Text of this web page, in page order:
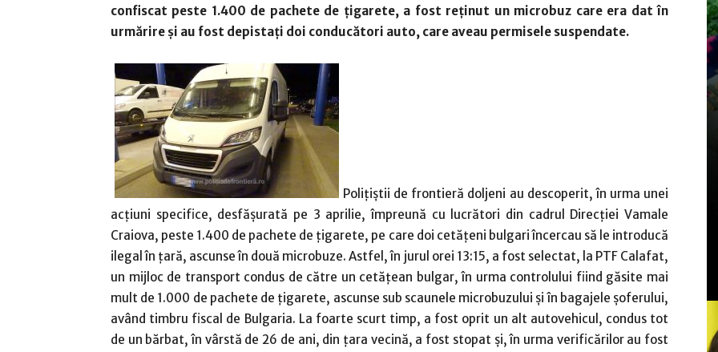
confiscat peste 1.400 de pachete de ţigarete, a fost reţinut un microbuz care era dat în
urmărire şi au fost depistaţi doi conducători auto, care aveau permisele suspendate.
Poliţiştii de frontieră doljeni au descoperit, în urma unei
acţiuni specifice, desfăşurată pe 3 aprilie, împreună cu lucrători din cadrul Direcţiei Vamale
Craiova, peste 1.400 de pachete de ţigarete, pe care doi cetăţeni bulgari încercau să le introducă
ilegal în ţară, ascunse în două microbuze. Astfel, în jurul orei 13:15, a fost selectat, la PTF Calafat,
un mijloc de transport condus de către un cetăţean bulgar, în urma controlului fiind găsite mai
mult de 1.000 de pachete de ţigarete, ascunse sub scaunele microbuzului şi în bagajele şoferului,
având timbru fiscal de Bulgaria. La foarte scurt timp, a fost oprit un alt autovehicul, condus tot
de un bărbat, în vârstă de 26 de ani, din ţara vecină, a fost stopat şi, în urma verificărilor au fost